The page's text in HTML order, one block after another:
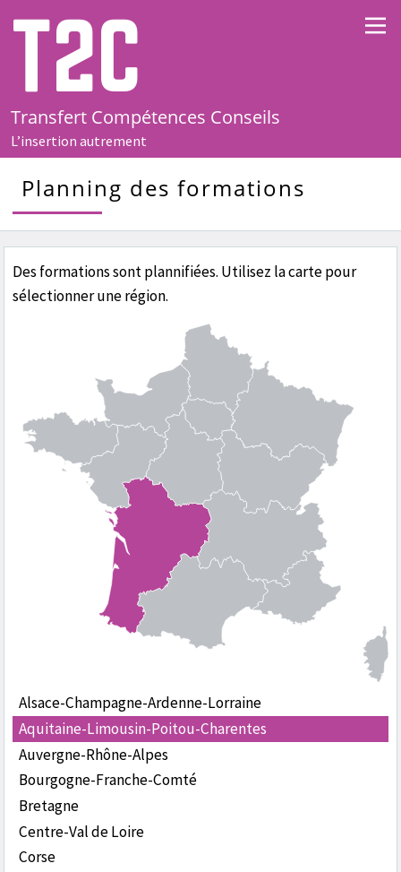
T2C
Transfert Compétences Conseils
L’insertion autrement
Planning des formations
Des formations sont plannifiées. Utilisez la carte pour
sélectionner une région.
Alsace-Champagne-Ardenne-Lorraine
Aquitaine-Limousin-Poitou-Charentes
Auvergne-Rhône-Alpes
Bourgogne-Franche-Comté
Bretagne
Centre-Val de Loire
Corse